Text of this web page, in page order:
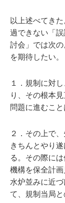
以上述べてき
過できない「
討会」では次
を期待したい。
１．規制に対
り、その根本
問題に進むこ
２．その上で
きちんとやり
る。その際に
機構を保全計
水炉並みに近
て、規制当局と